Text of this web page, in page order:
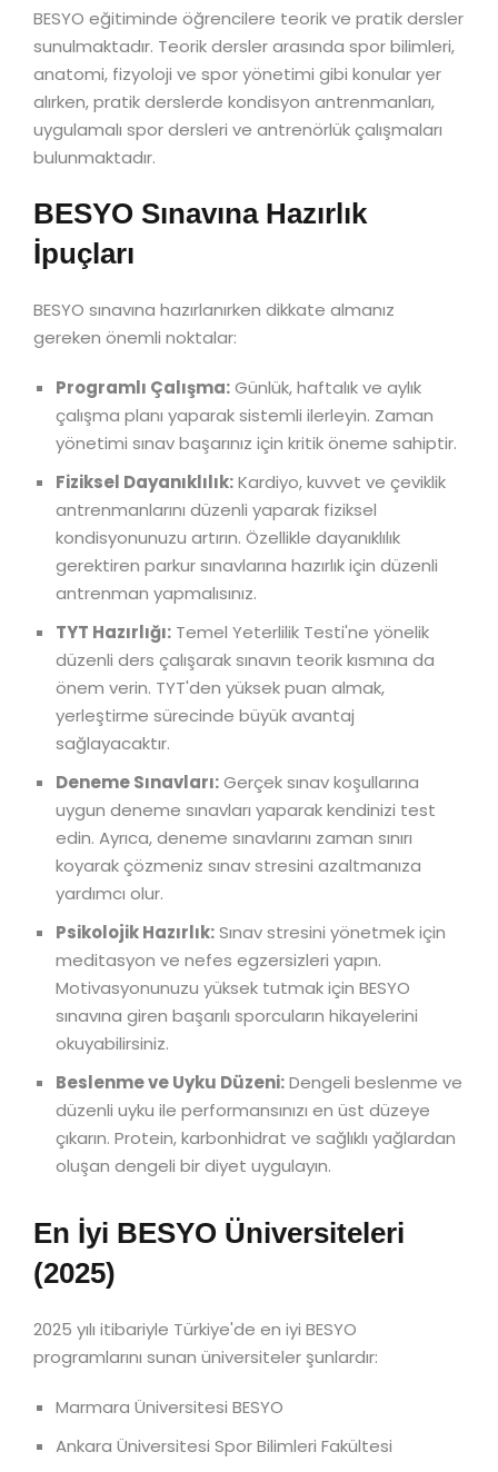
BESYO eğitiminde öğrencilere teorik ve pratik dersler
sunulmaktadır. Teorik dersler arasında spor bilimleri,
anatomi, fizyoloji ve spor yönetimi gibi konular yer
alırken, pratik derslerde kondisyon antrenmanları,
uygulamalı spor dersleri ve antrenörlük çalışmaları
bulunmaktadır.
BESYO Sınavına Hazırlık
İpuçları
BESYO sınavına hazırlanırken dikkate almanız
gereken önemli noktalar:
Programlı Çalışma:Günlük, haftalık ve aylık
çalışma planı yaparak sistemli ilerleyin. Zaman
yönetimi sınav başarınız için kritik öneme sahiptir.
Fiziksel Dayanıklılık:Kardiyo, kuvvet ve çeviklik
antrenmanlarını düzenli yaparak fiziksel
kondisyonunuzu artırın. Özellikle dayanıklılık
gerektiren parkur sınavlarına hazırlık için düzenli
antrenman yapmalısınız.
TYT Hazırlığı: Temel Yeterlilik Testi'ne yönelik
düzenli ders çalışarak sınavın teorik kısmına da
önem verin. TYT'den yüksek puan almak,
yerleştirme sürecinde büyük avantaj
sağlayacaktır.
Deneme Sınavları:Gerçek sınav koşullarına
uygun deneme sınavları yaparak kendinizi test
edin. Ayrıca, deneme sınavlarını zaman sınırı
koyarak çözmeniz sınav stresini azaltmanıza
yardımcı olur.
Psikolojik Hazırlık:Sınav stresini yönetmek için
meditasyon ve nefes egzersizleri yapın.
Motivasyonunuzu yüksek tutmak için BESYO
sınavına giren başarılı sporcuların hikayelerini
okuyabilirsiniz.
Beslenme ve Uyku Düzeni:Dengeli beslenme ve
düzenli uyku ile performansınızı en üst düzeye
çıkarın. Protein, karbonhidrat ve sağlıklı yağlardan
oluşan dengeli bir diyet uygulayın.
En İyi BESYO Üniversiteleri
(2025)
2025 yılı itibariyle Türkiye'de en iyi BESYO
programlarını sunan üniversiteler şunlardır:
Marmara Üniversitesi BESYO
Ankara Üniversitesi Spor Bilimleri Fakültesi